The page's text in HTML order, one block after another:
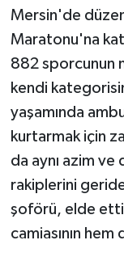
Mersin'de
Maratonu'na
882 sporcunun
kendi
yaşamında
kurtarmak için
da aynı azim
rakiplerini geride
şoförü, elde
camiasının